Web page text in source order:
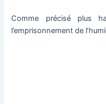
Comme précisé plus
l’emprisonnement de